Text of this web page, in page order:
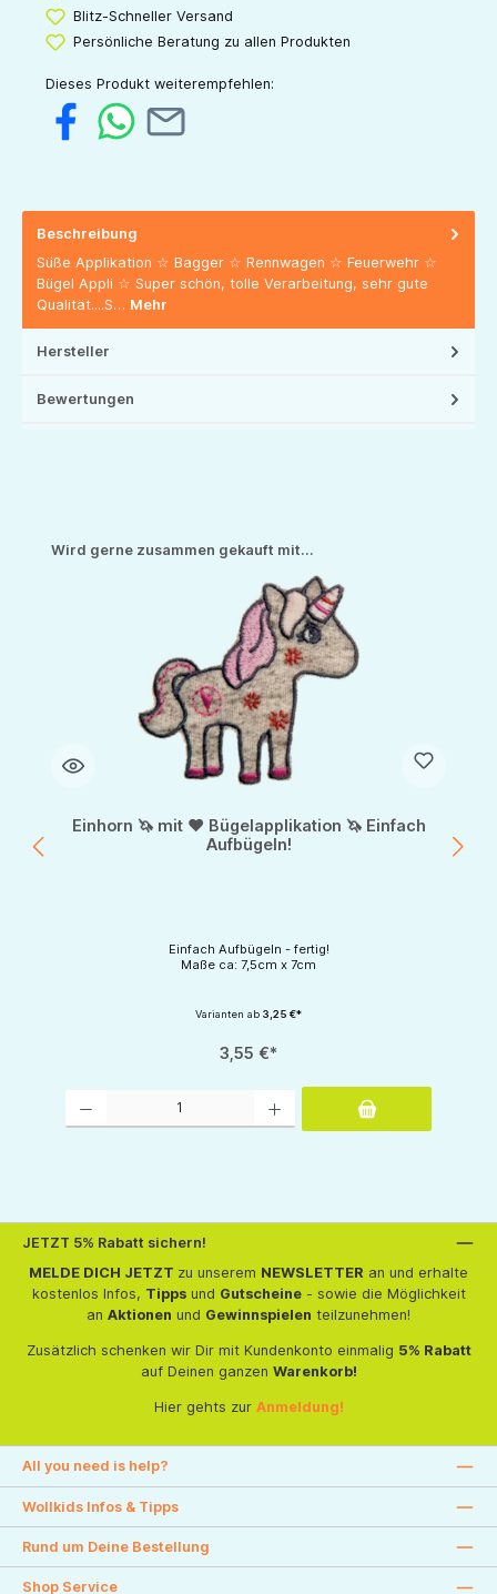
Blitz-Schneller Versand
Persönliche Beratung zu allen Produkten
Dieses Produkt weiterempfehlen:
Beschreibung
Süße Applikation ☆ Bagger ☆ Rennwagen ☆ Feuerwehr ☆
Bügel Appli ☆ Super schön, tolle Verarbeitung, sehr gute
Qualität....S… Mehr
Hersteller
Bewertungen
Produktgalerie überspringen
Wird gerne zusammen gekauft mit...
Einhorn 🦄 mit ❤ Bügelapplikation 🦄 Einfach
Aufbügeln!
Einfach Aufbügeln - fertig!
Maße ca: 7,5cm x 7cm
Varianten ab 3,25 €*
3,55 €*
JETZT 5% Rabatt sichern!
MELDE DICH JETZT zu unserem NEWSLETTER an und erhalte
kostenlos Infos, Tippsund Gutscheine- sowie die Möglichkeit
an Aktionen und Gewinnspielen teilzunehmen!
Zusätzlich schenken wir Dir mit Kundenkonto einmalig 5% Rabatt
auf Deinen ganzen Warenkorb!
Hier gehts zur Anmeldung!
All you need is help?
Wollkids Infos & Tipps
Rund um Deine Bestellung
Shop Service